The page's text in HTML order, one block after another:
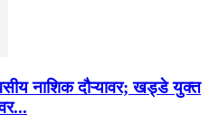
नाशिक दौऱ्यावर; खड्डे युक्त